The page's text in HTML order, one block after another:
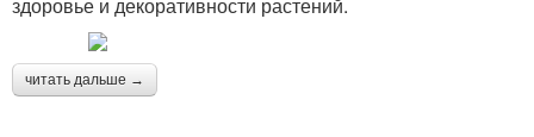
здоровье и декоративности растений.
читать дальше →